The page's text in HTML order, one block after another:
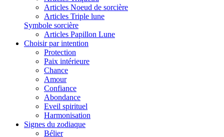
Articles Noeud de sorcière
Articles Triple lune
Symbole sorcière
Articles Papillon Lune
Choisir par intention
Protection
Paix intérieure
Chance
Amour
Confiance
Abondance
Eveil spirituel
Harmonisation
Signes du zodiaque
Bélier